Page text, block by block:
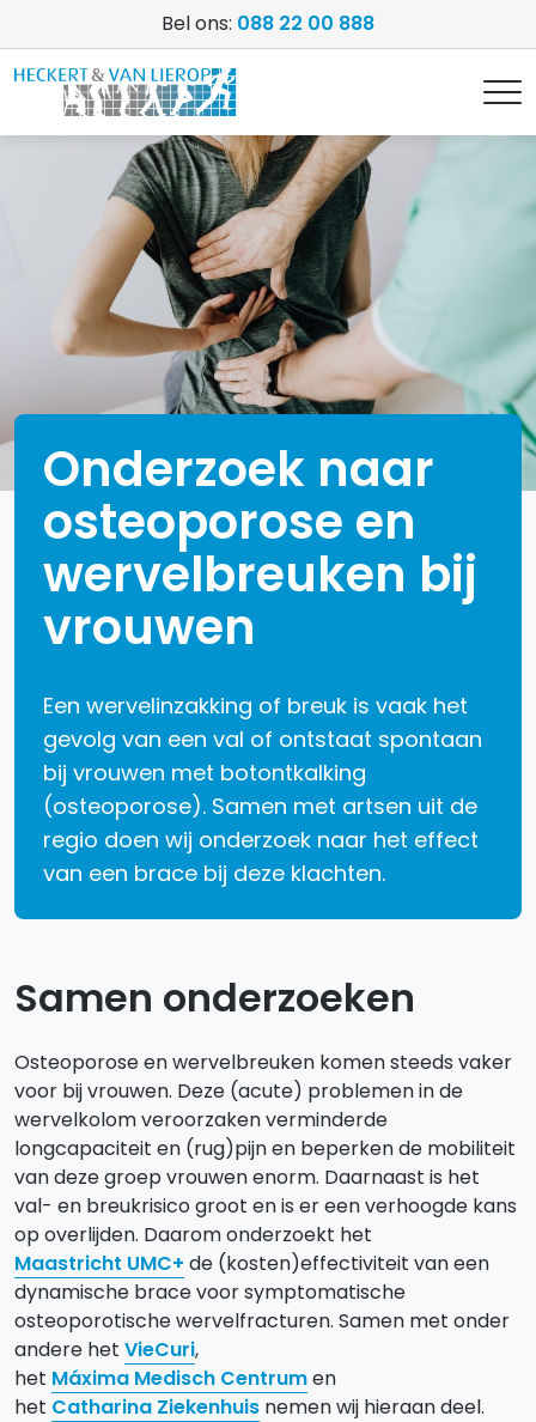
Bel ons: 088 22 00 888
Onderzoek naar
osteoporose en
wervelbreuken bij
vrouwen
Een wervelinzakking of breuk is vaak het
gevolg van een val of ontstaat spontaan
bij vrouwen met botontkalking
(osteoporose). Samen met artsen uit de
regio doen wij onderzoek naar het effect
van een brace bij deze klachten.
Samen onderzoeken
Osteoporose en wervelbreuken komen steeds vaker
voor bij vrouwen. Deze (acute) problemen in de
wervelkolom veroorzaken verminderde
longcapaciteit en (rug)pijn en beperken de mobiliteit
van deze groep vrouwen enorm. Daarnaast is het
val- en breukrisico groot en is er een verhoogde kans
op overlijden. Daarom onderzoekt het
Maastricht UMC+ de (kosten)effectiviteit van een
dynamische brace voor symptomatische
osteoporotische wervelfracturen. Samen met onder
andere het VieCuri,
het Máxima Medisch Centrumen
het Catharina Ziekenhuis nemen wij hieraan deel.